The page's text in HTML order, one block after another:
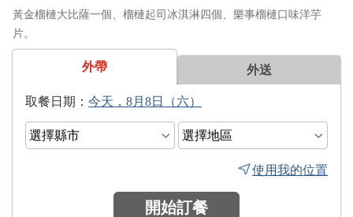
黃金榴槤大比薩一個、榴槤起司冰淇淋四個、樂事榴槤口味洋芋
片。
外帶 外送
日期：
使用我的位置
開始訂餐